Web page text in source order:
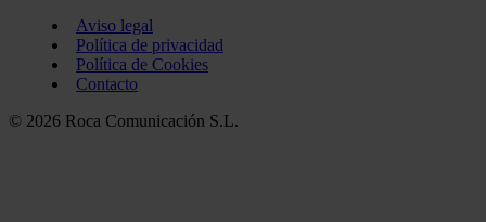
Aviso legal
Política de privacidad
Política de Cookies
Contacto
© 2026 Roca Comunicación S.L.